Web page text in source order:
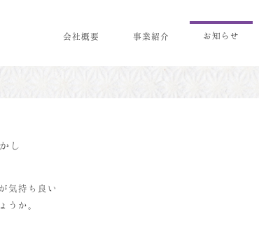
会社概要 事業紹介 お知らせ
し
気持ち良い
うか。